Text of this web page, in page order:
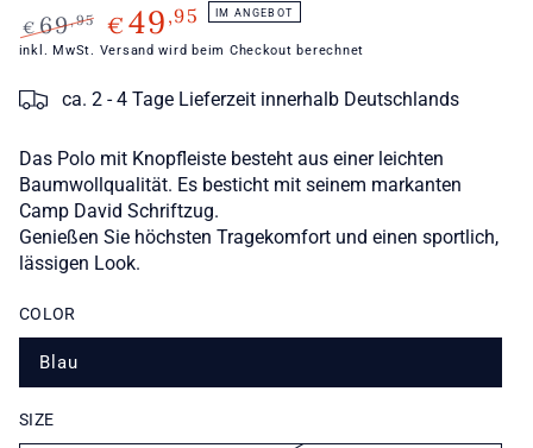
Regulärer
€69,95
Verkaufspreis
€ 49 ,95 IM ANGEBOT
inkl. MwSt. Versand wird beim Checkout berechnet
ca. 2 - 4 Tage Lieferzeit innerhalb Deutschlands
Das Polo mit Knopfleiste besteht aus einer leichten
Baumwollqualität. Es besticht mit seinem markanten
Camp David Schriftzug.
Genießen Sie höchsten Tragekomfort und einen sportlich,
lässigen Look.
COLOR
Blau
Variante
ausverkauft
nicht
SIZE